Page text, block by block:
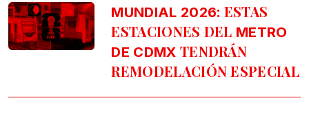
MUNDIAL 2026: ESTAS
ESTACIONES DEL METRO
DE CDMX TENDRÁN
REMODELACIÓN ESPECIAL